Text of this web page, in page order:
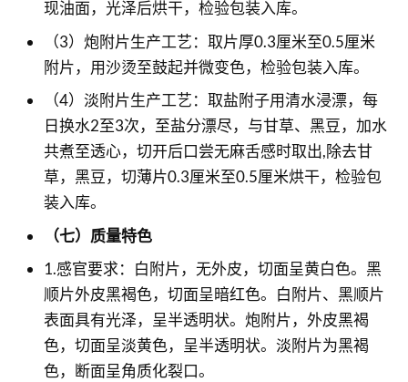
现油面，光泽后烘干，检验包装入库。
（3）炮附片生产工艺：取片厚0.3厘米至0.5厘米
附片，用沙烫至鼓起并微变色，检验包装入库。
（4）淡附片生产工艺：取盐附子用清水浸漂，每
日换水2至3次，至盐分漂尽，与甘草、黑豆，加水
共煮至透心，切开后口尝无麻舌感时取出,除去甘
草，黑豆，切薄片0.3厘米至0.5厘米烘干，检验包
装入库。
（七）质量特色
1.感官要求：白附片，无外皮，切面呈黄白色。黑
顺片外皮黑褐色，切面呈暗红色。白附片、黑顺片
表面具有光泽，呈半透明状。炮附片，外皮黑褐
色，切面呈淡黄色，呈半透明状。淡附片为黑褐
色，断面呈角质化裂口。